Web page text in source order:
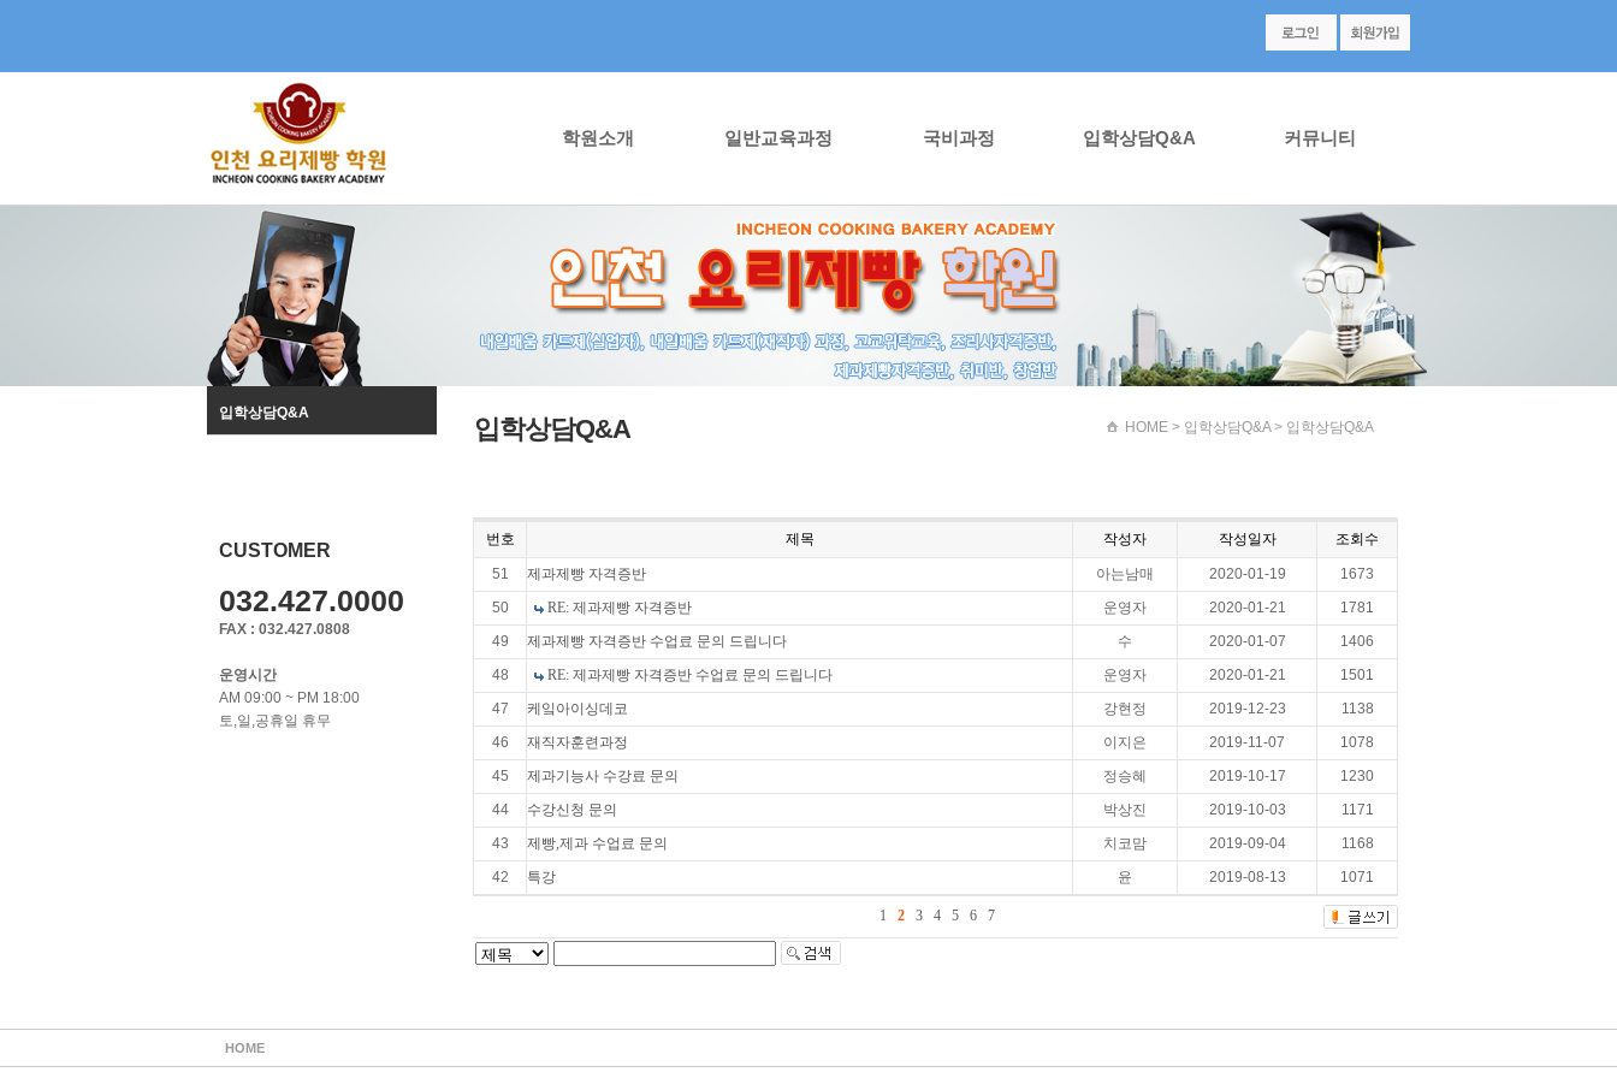
학원소개 일반교육과정 국비과정 입학상담Q&A 커뮤니티
입학상담Q&A
CUSTOMER
032.427.0000
FAX : 032.427.0808
운영시간
AM 09:00 ~ PM 18:00
토,일,공휴일 휴무
입학상담Q&A HOME > 입학상담Q&A > 입학상담Q&A
번호 제목 작성자 작성일자 조회수
51 제과제빵 자격증반 아는남매 2020-01-19
1673
50
RE: 제과제빵 자격증반 운영자 2020-01-21
1781
49
제과제빵 자격증반 수업료 문의 드립니다 수 2020-01-07
1406
48
RE: 제과제빵 자격증반 수업료 문의 드립니다 운영자 2020-01-21
1501
47
케잌아이싱데코 강현정 2019-12-23
1138
46
재직자훈련과정 이지은 2019-11-07
1078
45
제과기능사 수강료 문의 정승혜 2019-10-17
1230
44
수강신청 문의 박상진 2019-10-03
1171
43
제빵,제과 수업료 문의 치코맘 2019-09-04
1168
42
특강 윤 2019-08-13 1071
1 2 3 4 5 6 7
HOME